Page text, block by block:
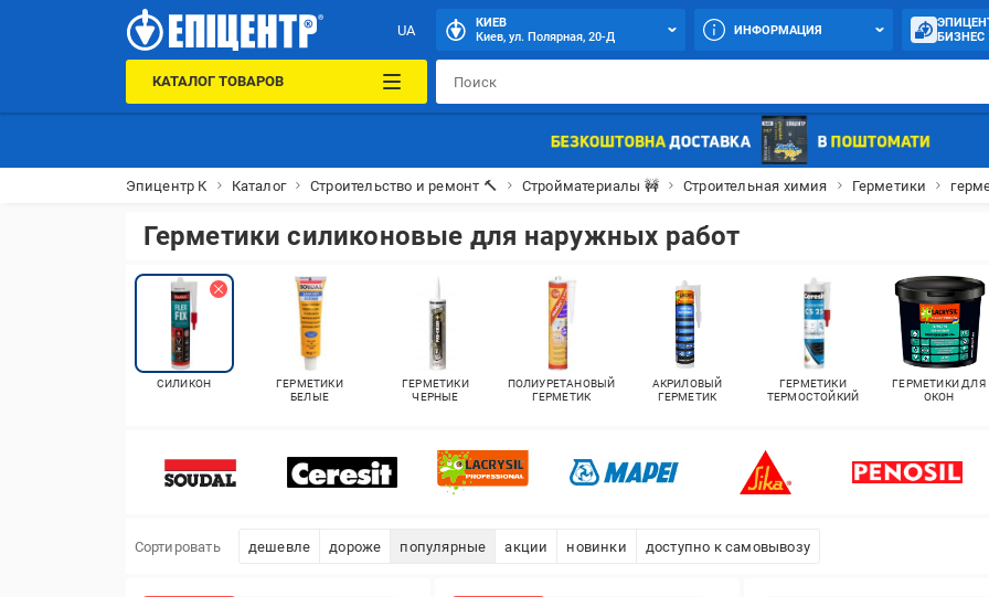
UA
КИЕВ
Киев, ул. Полярная, 20-Д
ИНФОРМАЦИЯ
БИЗНЕС
КАТАЛОГ ТОВАРОВ
Эпицентр К Каталог Строительство и ремонт 🔨 Стройматериалы 🚧 Строительная химия Герметики
Герметики силиконовые для наружных работ
СИЛИКОН
ГЕРМЕТИКИ
БЕЛЫЕ
ГЕРМЕТИКИ
ЧЕРНЫЕ
ПОЛИУРЕТАНОВЫЙ
ГЕРМЕТИК
АКРИЛОВЫЙ
ГЕРМЕТИК
ГЕРМЕТИКИ
ТЕРМОСТОЙКИЙ
ГЕРМЕТИКИ ДЛЯ
ОКОН
Сортировать дешевле дороже популярные акции новинки доступно к самовывозу